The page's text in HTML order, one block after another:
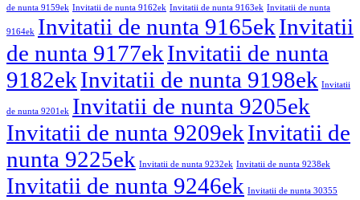
de nunta 9159ek Invitatii de nunta 9162ek Invitatii de nunta 9163ek Invitatii de nunta
9164ek Invitatii de nunta 9165ekInvitatii
de nunta 9177ekInvitatii de nunta
9182ekInvitatii de nunta 9198ek Invitatii
de nunta 9201ek Invitatii de nunta 9205ek
Invitatii de nunta 9209ekInvitatii de
nunta 9225ek Invitatii de nunta 9232ek Invitatii de nunta 9238ek
Invitatii de nunta 9246ek Invitatii de nunta 30355